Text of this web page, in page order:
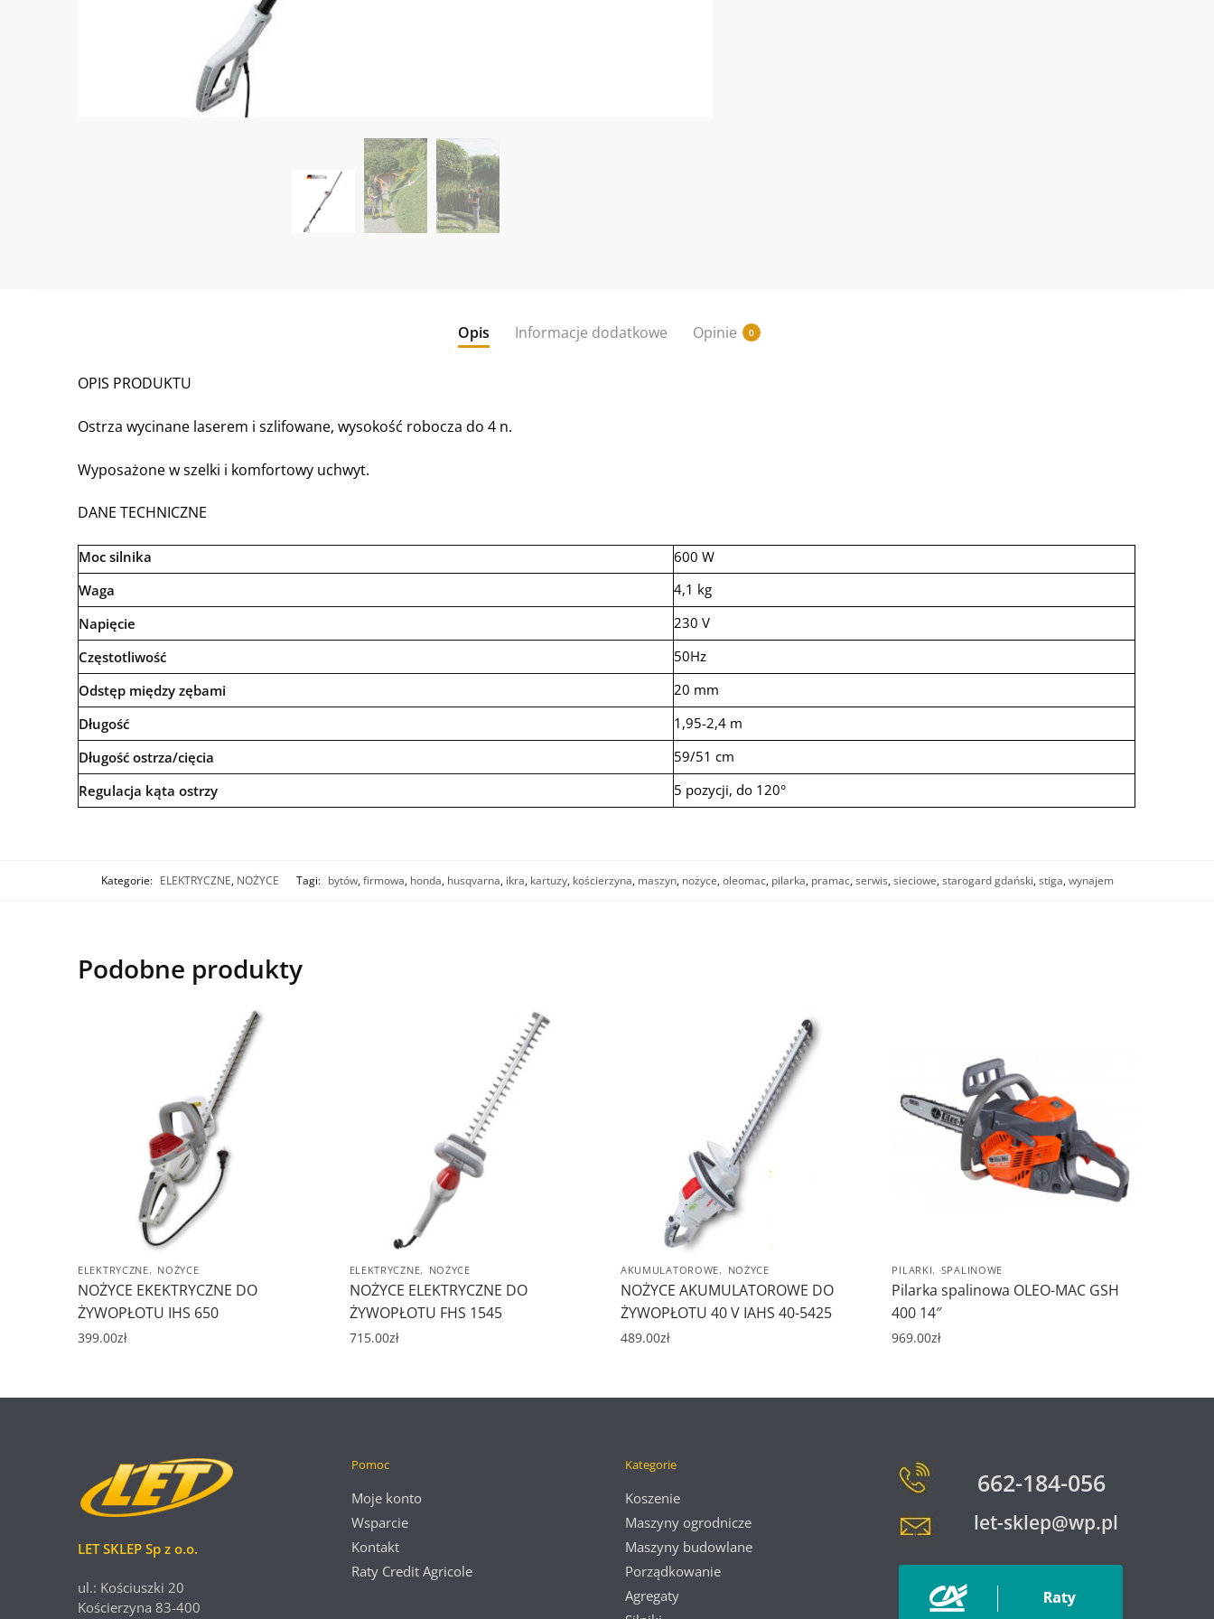
Opis Informacje dodatkowe Opinie 0
OPIS PRODUKTU
Ostrza wycinane laserem i szlifowane, wysokość robocza do 4 n.
Wyposażone w szelki i komfortowy uchwyt.
DANE TECHNICZNE
Moc silnika
600 W
Waga
4,1 kg
Napięcie
230 V
Częstotliwość
50Hz
Odstęp między zębami
20 mm
Długość
1,95-2,4 m
Długość ostrza/cięcia
59/51 cm
Regulacja kąta ostrzy
5 pozycji, do 120°
Kategorie: ELEKTRYCZNE, NOŻYCE Tagi: bytów,firmowa, honda, husqvarna, ikra, kartuzy, kościerzyna, maszyn, nożyce,oleomac, pilarka, pramac,serwis,sieciowe,starogard gdański,stiga,wynajem
Podobne produkty
ELEKTRYCZNE, NOŻYCE
NOŻYCE EKEKTRYCZNE DO
ŻYWOPŁOTU IHS 650
399.00zł
ELEKTRYCZNE, NOŻYCE
NOŻYCE ELEKTRYCZNE DO
ŻYWOPŁOTU FHS 1545
715.00zł
AKUMULATOROWE, NOŻYCE
NOŻYCE AKUMULATOROWE DO
ŻYWOPŁOTU 40 V IAHS 40-5425
489.00zł
PILARKI, SPALINOWE
Pilarka spalinowa OLEO-MAC GSH
400 14″
969.00zł
LET SKLEP Sp z o.o.
ul.: Kościuszki 20
Kościerzyna 83-400
Pomoc
Moje konto
Wsparcie
Kontakt
Raty Credit Agricole
Kategorie
Koszenie
Maszyny ogrodnicze
Maszyny budowlane
Porządkowanie
Agregaty
662-184-056
let-sklep@wp.pl